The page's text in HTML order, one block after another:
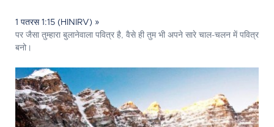
1 पतरस 1:15 (HINIRV) »
पर जैसा तुम्हारा बुलानेवाला पवित्र है, वैसे ही तुम भी अपने सारे चाल-चलन में पवित्र
बनो।